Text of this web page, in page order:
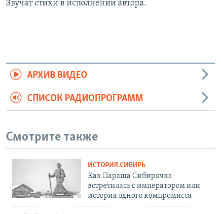
Звучат стихи в исполнении автора.
АРХИВ ВИДЕО
СПИСОК РАДИОПРОГРАММ
Смотрите также
ИСТОРИЯ.СИБИРЬ
Как Параша Сибирячка
встретилась с императором или
история одного компромисса